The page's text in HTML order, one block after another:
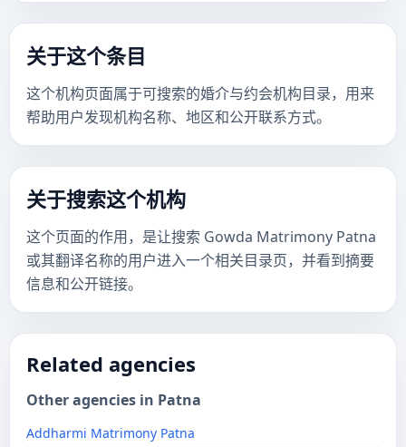
关于这个条目
这个机构页面属于可搜索的婚介与约会机构目录，用来
帮助用户发现机构名称、地区和公开联系方式。
关于搜索这个机构
这个页面的作用，是让搜索 Gowda Matrimony Patna
或其翻译名称的用户进入一个相关目录页，并看到摘要
信息和公开链接。
Related agencies
Other agencies in Patna
Addharmi Matrimony Patna